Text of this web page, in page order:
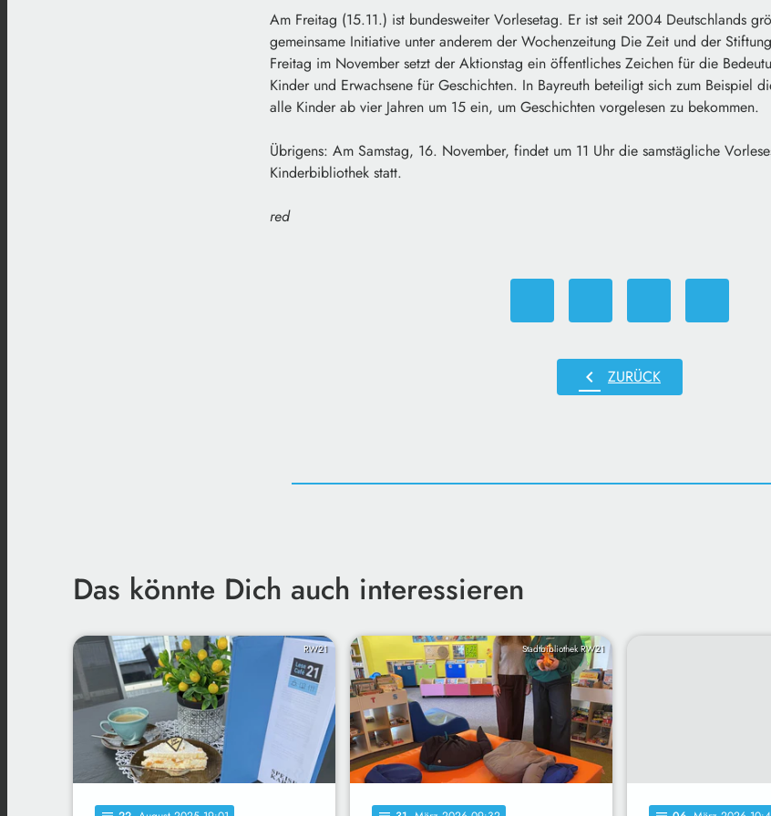
Am Freitag (15.11.) ist bundesweiter Vorlesetag. Er ist seit 2004 Deutschlands
gemeinsame Initiative unter anderem der Wochenzeitung Die Zeit und der
Freitag im November setzt der Aktionstag ein öffentliches Zeichen für die
Kinder und Erwachsene für Geschichten. In Bayreuth beteiligt sich zum Beispiel
alle Kinder ab vier Jahren um 15 ein, um Geschichten vorgelesen zu bekommen.
Übrigens: Am Samstag, 16. November, findet um 11 Uhr die samstägliche
Kinderbibliothek statt.
red
chevron_left ZURÜCK
Das könnte Dich auch interessieren
RW21 Stadtbibliothek RW21